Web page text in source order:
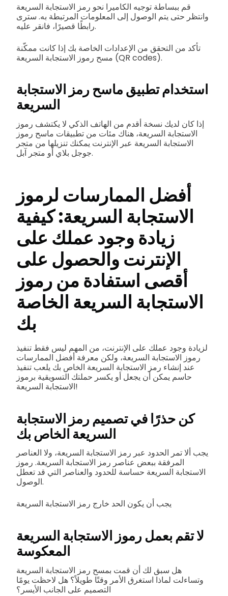
قم ببساطة توجيه الكاميرا نحو رمز الاستجابة السريعة
وانتظر حتى يتم الوصول إلى المعلومات المرتبطة به. سترى
رابطًا قصيرًا، فانقر عليه.
تأكد من التحقق من الإعدادات الخاصة بك إذا كانت ممكّنة
مسح رموز الاستجابة السريعة (QR codes).
استخدام تطبيق ماسح رمز الاستجابة
السريعة
إذا كان لديك نسخة أقدم من الهاتف الذكي لا يكتشف رموز
الاستجابة السريعة، هناك مئات من تطبيقات ماسح رموز
الاستجابة السريعة عبر الإنترنت يمكنك تنزيلها من متجر
جوجل بلاي أو متجر آبل.
أفضل الممارسات لرموز
الاستجابة السريعة: كيفية
زيادة وجود عملك على
الإنترنت والحصول على
أقصى استفادة من رموز
الاستجابة السريعة الخاصة
بك
لزيادة وجود عملك على الإنترنت، من المهم ليس فقط تنفيذ
رموز الاستجابة السريعة، ولكن معرفة أفضل الممارسات
عند إنشاء رمز الاستجابة السريعة الخاص بك يلعب تنفيذ
حاسم يمكن أن يجعل أو يكسر حملتك التسويقية برموز
الاستجابة السريعة!
كن حذرًا في تصميم رمز الاستجابة
السريعة الخاص بك
يجب ألا تمر الحدود عبر رمز الاستجابة السريعة، ولا العناصر
المرفقة ببعض عناصر رمز الاستجابة السريعة. رموز
الاستجابة السريعة حساسة للحدود والعناصر التي قد تعطل
الوصول.
يجب أن يكون الحد خارج رمز الاستجابة السريعة
لا تقم بعمل رموز الاستجابة السريعة
المعكوسة
هل سبق لك أن قمت بمسح رمز الاستجابة السريعة
وتساءلت لماذا استغرق الأمر وقتًا طويلاً؟ هل لاحظت يومًا
التصميم على الجانب الأيسر؟